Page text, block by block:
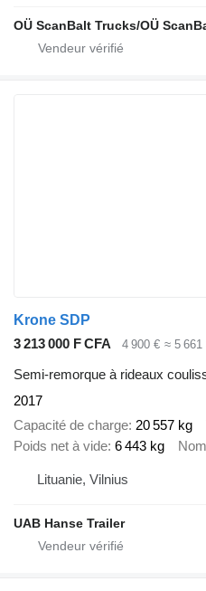
OÜ ScanBalt Trucks/OÜ
Krone SDP
3 213 000 F CFA
4 900 € ≈ 5 661
Semi-remorque à rideaux
2017
Capacité de charge 20 557 kg
Poids net à vide 6 443 kg
Lituanie, Vilnius
UAB Hanse Trailer